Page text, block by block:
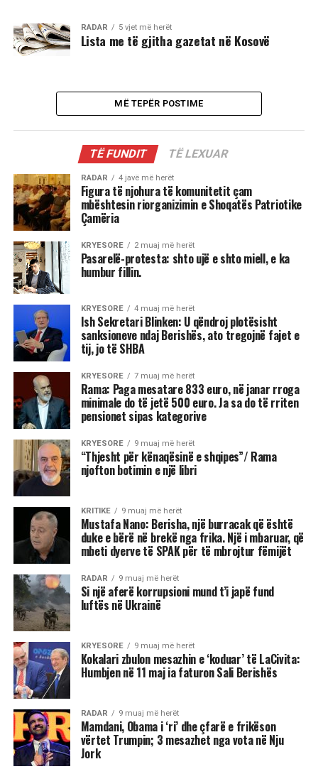
RADAR 5 vjet më herët
Lista me të gjitha gazetat në Kosovë
MË TEPËR POSTIME
TË FUNDIT TË LEXUAR
RADAR 4 javë më herët
Figura të njohura të komunitetit çam
mbështesin riorganizimin e Shoqatës Patriotike
Çamëria
KRYESORE 2 muaj më herët
Pasarelë-protesta: shto ujë e shto miell, e ka
humbur fillin.
KRYESORE 4 muaj më herët
Ish Sekretari Blinken: U qëndroj plotësisht
sanksioneve ndaj Berishës, ato tregojnë fajet e
tij, jo të SHBA
KRYESORE 7 muaj më herët
Rama: Paga mesatare 833 euro, në janar rroga
minimale do të jetë 500 euro. Ja sa do të rriten
pensionet sipas kategorive
KRYESORE 9 muaj më herët
“Thjesht për kënaqësinë e shqipes”/ Rama
njofton botimin e një libri
KRITIKE 9 muaj më herët
Mustafa Nano: Berisha, një burracak që është
duke e bërë në brekë nga frika. Një i mbaruar, që
mbeti dyerve të SPAK për të mbrojtur fëmijët
RADAR 9 muaj më herët
Si një aferë korrupsioni mund t’i japë fund
luftës në Ukrainë
KRYESORE 9 muaj më herët
Kokalari zbulon mesazhin e ‘koduar’ të LaCivita:
Humbjen në 11 maj ia faturon Sali Berishës
RADAR 9 muaj më herët
Mamdani, Obama i ‘ri’ dhe çfarë e frikëson
vërtet Trumpin; 3 mesazhet nga vota në Nju
Jork